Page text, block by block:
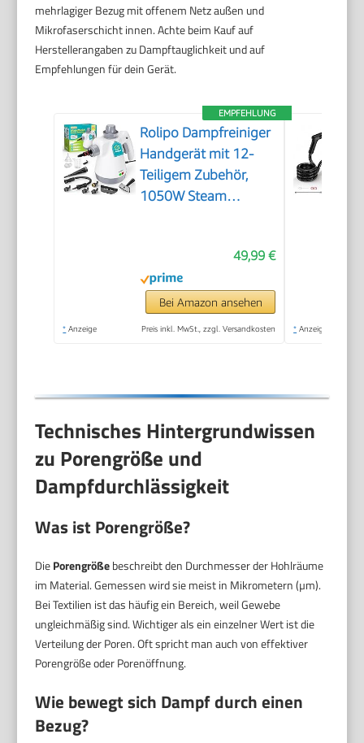
mehrlagiger Bezug mit offenem Netz außen und
Mikrofaserschicht innen. Achte beim Kauf auf
Herstellerangaben zu Dampftauglichkeit und auf
Empfehlungen für dein Gerät.
EMPFEHLUNG
Rolipo Dampfreiniger
Handgerät mit 12-
Teiligem Zubehör,
1050W Steam
Polster & Auto–100%
Chemiefrei,
Hochdruck-Dampf
gegen Schmutz Fett
49,99 €
Bei Amazon ansehen
* Anzeige Preis inkl. MwSt., zzgl. Versandkosten * Anzeige
Technisches Hintergrundwissen
zu Porengröße und
Dampfdurchlässigkeit
Was ist Porengröße?
DiePorengrößebeschreibt den Durchmesser der Hohlräume
im Material. Gemessen wird sie meist in Mikrometern (µm).
Bei Textilien ist das häufig ein Bereich, weil Gewebe
ungleichmäßig sind. Wichtiger als ein einzelner Wert ist die
Verteilung der Poren. Oft spricht man auch von effektiver
Porengröße oder Porenöffnung.
Wie bewegt sich Dampf durch einen
Bezug?